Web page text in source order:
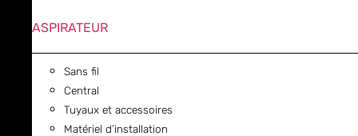
ASPIRATEUR
Sans fil
Central
Tuyaux et accessoires
Matériel d’installation